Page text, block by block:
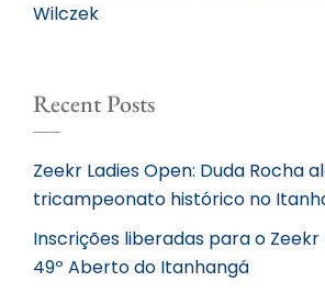
Wilczek
Recent Posts
Zeekr Ladies Open: Duda Rocha
tricampeonato histórico no
Inscrições liberadas para o Zeekr
49º Aberto do Itanhangá